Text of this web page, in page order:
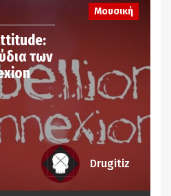
των
Μουσική
Drugitiz